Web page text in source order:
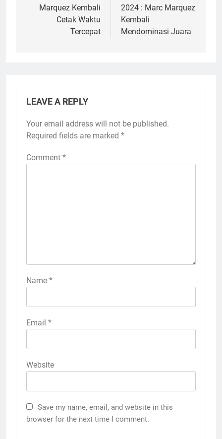
Marquez Kembali
Cetak Waktu
Tercepat
2024 : Marc Marquez
Kembali
Mendominasi Juara
LEAVE A REPLY
Your email address will not be published.
Required fields are marked *
Comment *
Name *
Email *
Website
Save my name, email, and website in this
browser for the next time I comment.